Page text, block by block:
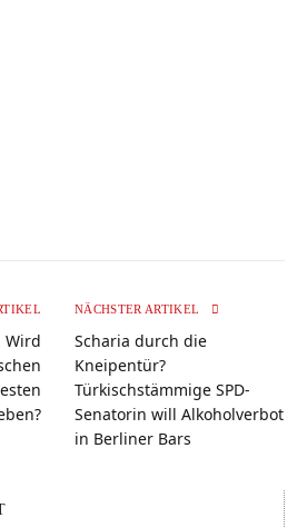
Wird
NÄCHSTER ARTIKEL
Scharia durch die
Kneipentür?
Türkischstämmige SPD-
Senatorin will Alkoholverbot
in Berliner Bars